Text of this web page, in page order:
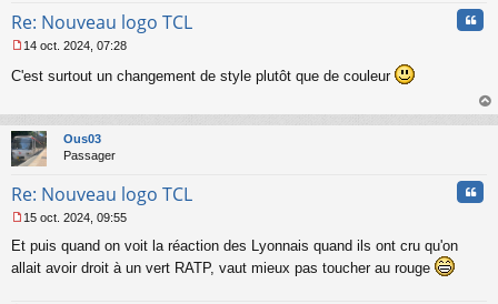
Re: Nouveau logo TCL
e
a
g
e
o
l
u
14 oct. 2024, 07:28
C'est surtout un changement de style plutôt que de couleur
au
Ous03
Passager
Re: Nouveau logo TCL
e
s
15 oct. 2024, 09:55
Et puis quand on voit la réaction des Lyonnais quand ils ont cru qu'on
allait avoir droit à un vert RATP, vaut mieux pas toucher au rouge